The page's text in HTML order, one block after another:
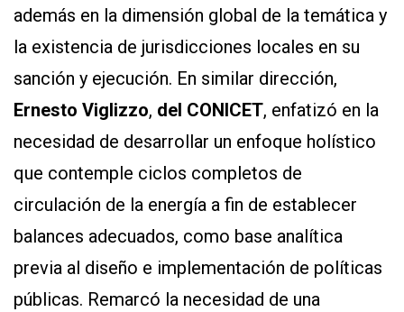
además en la dimensión global de la temática y
la existencia de jurisdicciones locales en su
sanción y ejecución. En similar dirección,
Ernesto Viglizzo, del CONICET, enfatizó en la
necesidad de desarrollar un enfoque holístico
que contemple ciclos completos de
circulación de la energía a fin de establecer
balances adecuados, como base analítica
previa al diseño e implementación de políticas
públicas. Remarcó la necesidad de una